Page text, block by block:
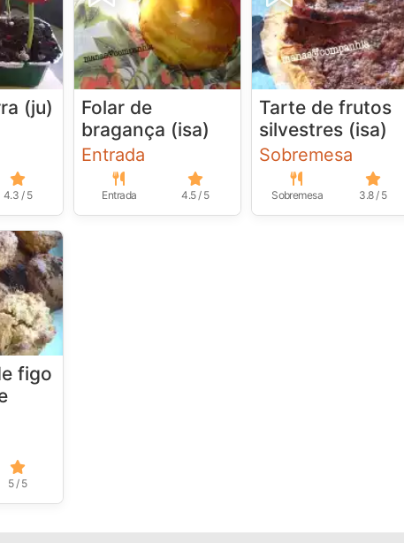
(ju)
4.3 / 5
Folar de
bragança (isa)
Entrada
Entrada 4.5 / 5
Tarte de frutos
silvestres (isa)
Sobremesa
Sobremesa 3.8 / 5
figo
5 / 5